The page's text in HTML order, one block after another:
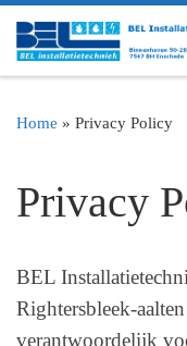
Ga naar inhoud
Home » Privacy Policy
Privacy
BEL
Rightersbleek-
verantwoordelijk